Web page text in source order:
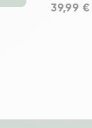
Prix
39,99 €